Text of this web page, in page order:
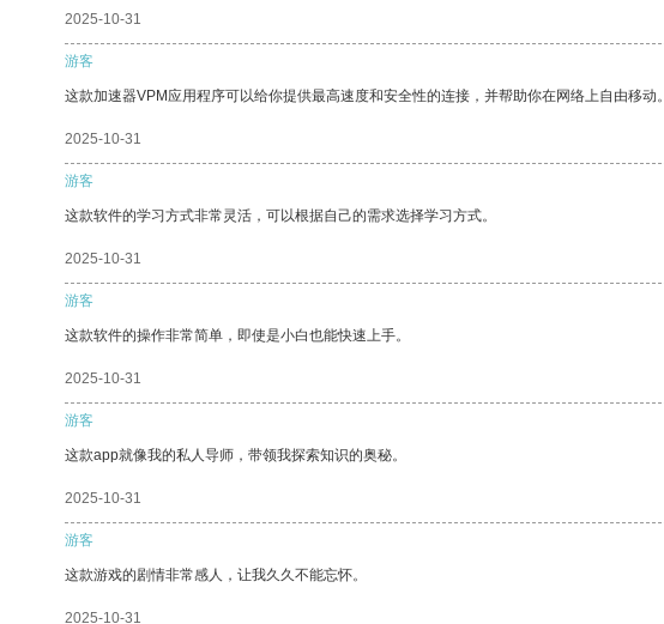
2025-10-31
游客
这款加速器VPM应用程序可以给你提供最高速度和安全性的连接，并帮助你在网络上自由移动。
2025-10-31
游客
这款软件的学习方式非常灵活，可以根据自己的需求选择学习方式。
2025-10-31
游客
这款软件的操作非常简单，即使是小白也能快速上手。
2025-10-31
游客
这款app就像我的私人导师，带领我探索知识的奥秘。
2025-10-31
游客
这款游戏的剧情非常感人，让我久久不能忘怀。
2025-10-31